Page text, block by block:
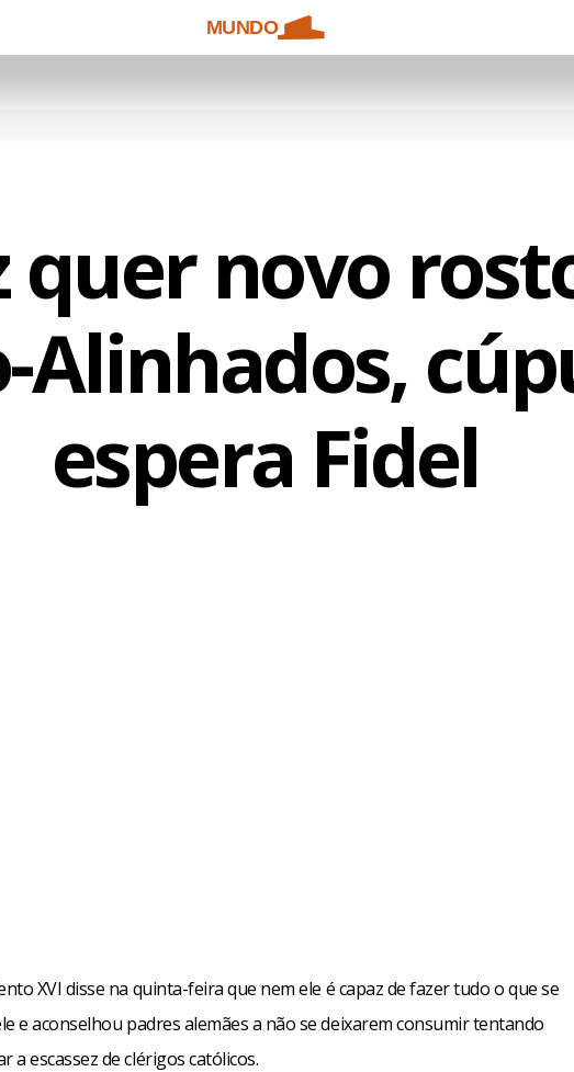
MUNDO
quer novo
Alinhados,
espera Fidel
XVI disse na quinta-feira que nem ele é capaz de fazer tudo o que se
e aconselhou padres alemães a não se deixarem consumir tentando
a escassez de clérigos católicos.